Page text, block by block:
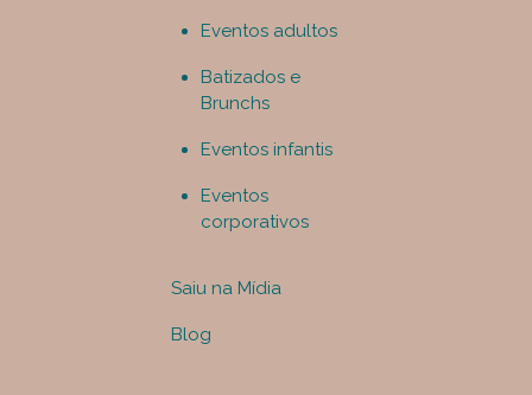
Eventos adultos
Batizados e
Brunchs
Eventos infantis
Eventos
corporativos
Saiu na Mídia
Blog